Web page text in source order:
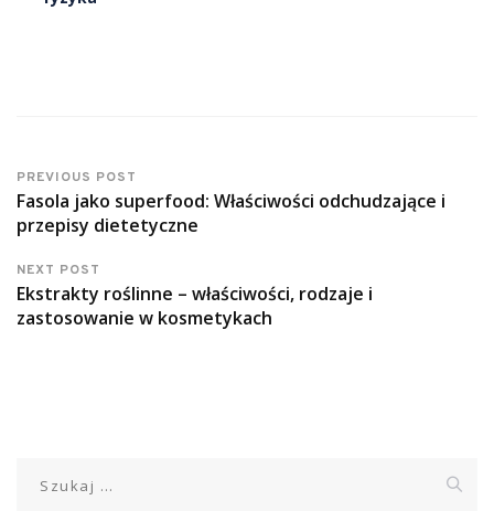
PREVIOUS POST
Fasola jako superfood: Właściwości odchudzające i
przepisy dietetyczne
NEXT POST
Ekstrakty roślinne – właściwości, rodzaje i
zastosowanie w kosmetykach